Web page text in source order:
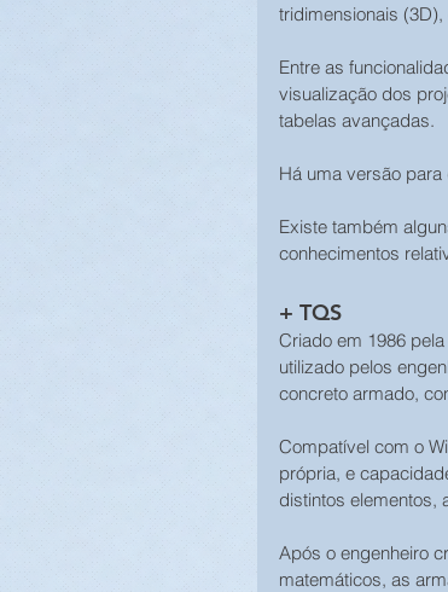
tridimensionais
Entre as
visualização dos
tabelas avançadas.
Há uma versão
Existe também
conhecimentos
+ TQS
Criado em 1986
utilizado pelos
concreto armado,
Compatível com o
própria, e
distintos elementos,
Após o engenheiro
matemáticos, as